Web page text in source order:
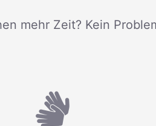
mehr Zeit? Kein